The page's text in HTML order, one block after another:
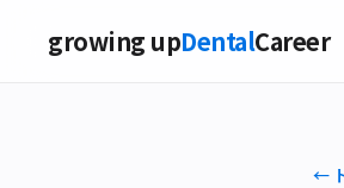
growing upDentalCareer
←